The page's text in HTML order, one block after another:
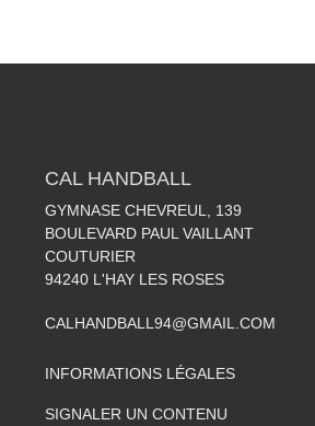
CAL HANDBALL
GYMNASE CHEVREUL, 139
BOULEVARD PAUL VAILLANT
COUTURIER
94240 L'HAY LES ROSES
CALHANDBALL94@GMAIL.COM
INFORMATIONS LÉGALES
SIGNALER UN CONTENU